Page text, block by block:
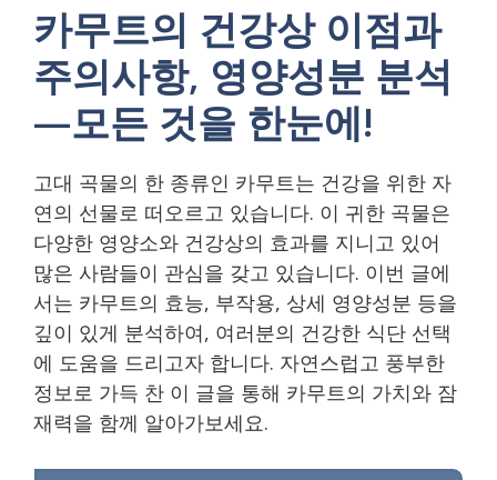
카무트의 건강상 이점과
주의사항, 영양성분 분석
—모든 것을 한눈에!
고대 곡물의 한 종류인 카무트는 건강을 위한 자
연의 선물로 떠오르고 있습니다. 이 귀한 곡물은
다양한 영양소와 건강상의 효과를 지니고 있어
많은 사람들이 관심을 갖고 있습니다. 이번 글에
서는 카무트의 효능, 부작용, 상세 영양성분 등을
깊이 있게 분석하여, 여러분의 건강한 식단 선택
에 도움을 드리고자 합니다. 자연스럽고 풍부한
정보로 가득 찬 이 글을 통해 카무트의 가치와 잠
재력을 함께 알아가보세요.